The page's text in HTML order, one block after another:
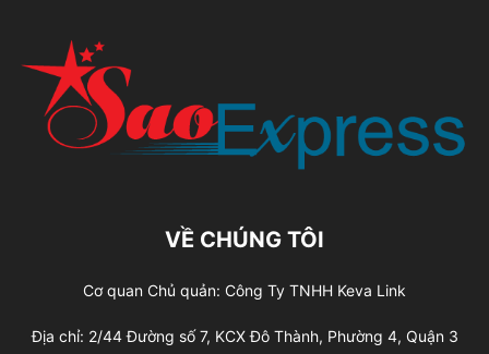
VỀ CHÚNG TÔI
Cơ quan Chủ quản: Công Ty TNHH Keva Link
Địa chỉ: 2/44 Đường số 7, KCX Đô Thành, Phường 4, Quận 3